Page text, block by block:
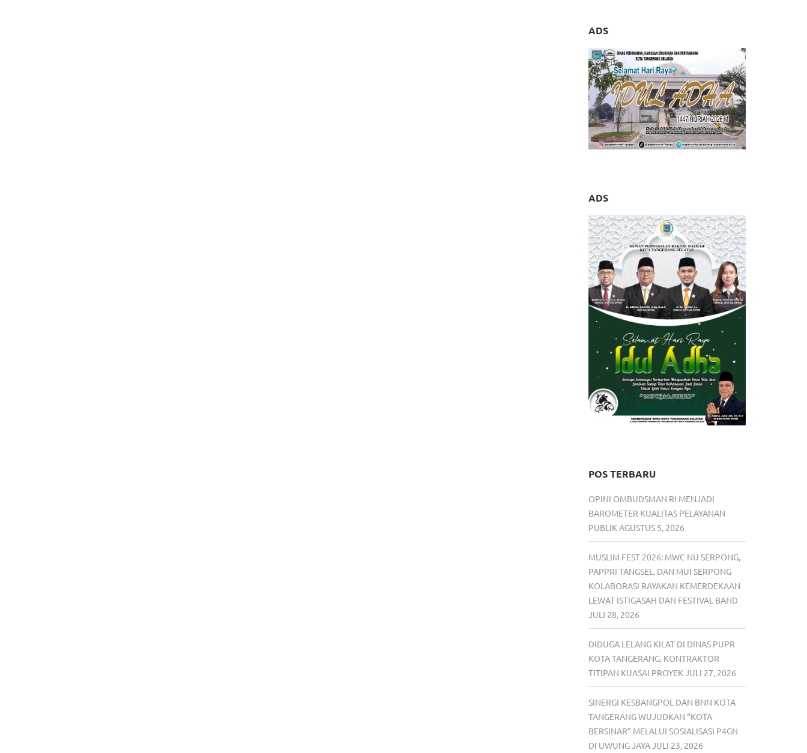
ADS
ADS
POS TERBARU
OPINI OMBUDSMAN RI MENJADI
BAROMETER KUALITAS PELAYANAN
PUBLIK AGUSTUS 5, 2026
MUSLIM FEST 2026: MWC NU SERPONG,
PAPPRI TANGSEL, DAN MUI SERPONG
KOLABORASI RAYAKAN KEMERDEKAAN
LEWAT ISTIGASAH DAN FESTIVAL BAND
JULI 28, 2026
DIDUGA LELANG KILAT DI DINAS PUPR
KOTA TANGERANG, KONTRAKTOR
TITIPAN KUASAI PROYEK JULI 27, 2026
SINERGI KESBANGPOL DAN BNN KOTA
TANGERANG WUJUDKAN “KOTA
BERSINAR” MELALUI SOSIALISASI P4GN
DI UWUNG JAYAJULI 23, 2026